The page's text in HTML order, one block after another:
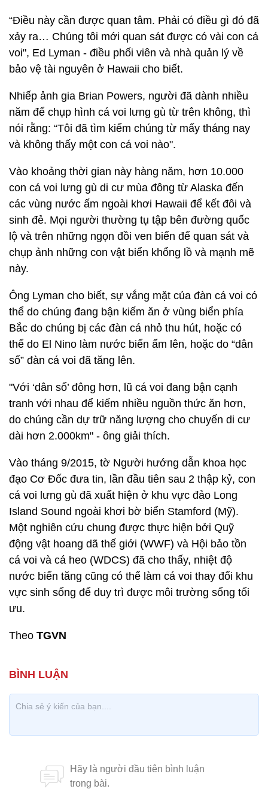
“Điều này cần được quan tâm. Phải có điều gì đó đã
xảy ra… Chúng tôi mới quan sát được có vài con cá
voi", Ed Lyman - điều phối viên và nhà quản lý về
bảo vệ tài nguyên ở Hawaii cho biết.
Nhiếp ảnh gia Brian Powers, người đã dành nhiều
năm để chụp hình cá voi lưng gù từ trên không, thì
nói rằng: “Tôi đã tìm kiếm chúng từ mấy tháng nay
và không thấy một con cá voi nào".
Vào khoảng thời gian này hàng năm, hơn 10.000
con cá voi lưng gù di cư mùa đông từ Alaska đến
các vùng nước ấm ngoài khơi Hawaii để kết đôi và
sinh đẻ. Mọi người thường tụ tập bên đường quốc
lộ và trên những ngọn đồi ven biển để quan sát và
chụp ảnh những con vật biển khổng lồ và mạnh mẽ
này.
Ông Lyman cho biết, sự vắng mặt của đàn cá voi có
thể do chúng đang bận kiếm ăn ở vùng biển phía
Bắc do chúng bị các đàn cá nhỏ thu hút, hoặc có
thể do El Nino làm nước biển ấm lên, hoặc do “dân
số” đàn cá voi đã tăng lên.
"Với ‘dân số’ đông hơn, lũ cá voi đang bận cạnh
tranh với nhau để kiếm nhiều nguồn thức ăn hơn,
do chúng cần dự trữ năng lượng cho chuyến di cư
dài hơn 2.000km" - ông giải thích.
Vào tháng 9/2015, tờ Người hướng dẫn khoa học
đạo Cơ Đốc đưa tin, lần đầu tiên sau 2 thập kỷ, con
cá voi lưng gù đã xuất hiện ở khu vực đảo Long
Island Sound ngoài khơi bờ biển Stamford (Mỹ).
Một nghiên cứu chung được thực hiện bởi Quỹ
động vật hoang dã thế giới (WWF) và Hội bảo tồn
cá voi và cá heo (WDCS) đã cho thấy, nhiệt độ
nước biển tăng cũng có thể làm cá voi thay đổi khu
vực sinh sống để duy trì được môi trường sống tối
ưu.
Theo TGVN